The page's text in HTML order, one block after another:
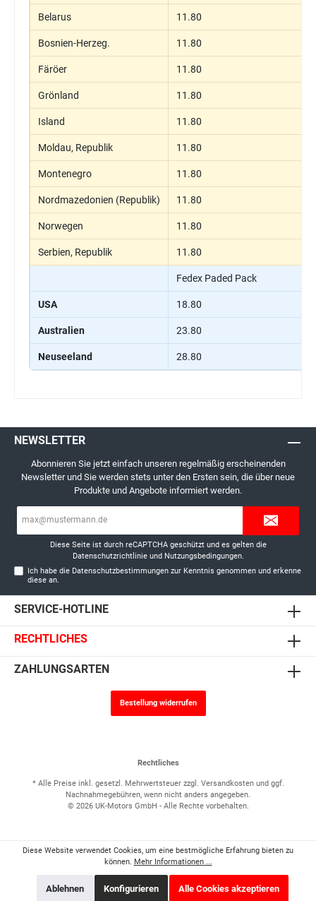
Belarus 11.80
Bosnien-Herzeg. 11.80
Färöer 11.80
Grönland 11.80
Island 11.80
Moldau, Republik 11.80
Montenegro 11.80
Nordmazedonien (Republik) 11.80
Norwegen 11.80
Serbien, Republik 11.80
Fedex Paded Pack
USA 18.80
Australien 23.80
Neuseeland 28.80
NEWSLETTER
Abonnieren Sie jetzt einfach unseren regelmäßig erscheinenden
Newsletter und Sie werden stets unter den Ersten sein, die über neue
Produkte und Angebote informiert werden.
Diese Seite ist durch reCAPTCHA geschützt und es gelten die
Datenschutzrichtlinieund Nutzungsbedingungen.
Ich habe die Datenschutzbestimmungen zur Kenntnis genommen und erkenne
diese an.
SERVICE-HOTLINE
RECHTLICHES
ZAHLUNGSARTEN
Bestellung widerrufen
Rechtliches
* Alle Preise inkl. gesetzl. Mehrwertsteuer zzgl. Versandkostenund ggf.
Nachnahmegebühren, wenn nicht anders angegeben.
© 2026 UK-Motors GmbH - Alle Rechte vorbehalten.
Diese Website verwendet Cookies, um eine bestmögliche Erfahrung bieten zu
können. Mehr Informationen ...
Ablehnen Konfigurieren Alle Cookies akzeptieren